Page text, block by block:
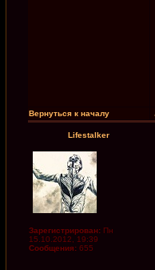
Вернуться к началу
Lifestalker
Зарегистрирован: Пн
15.10.2012, 19:39
Сообщения: 655